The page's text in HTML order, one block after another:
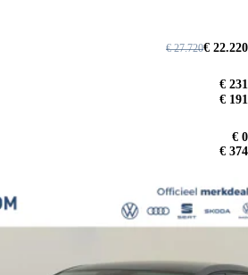
€ 22.220
€ 27.720
€ 231
€ 191
€ 0
€ 374